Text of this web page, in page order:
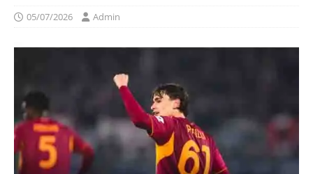
05/07/2026 Admin